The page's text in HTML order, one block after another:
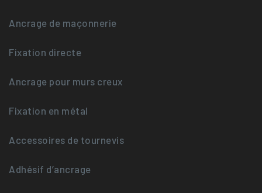
Ancrage de maçonnerie
Fixation directe
Ancrage pour murs creux
Fixation en métal
Accessoires de tournevis
Adhésif d’ancrage